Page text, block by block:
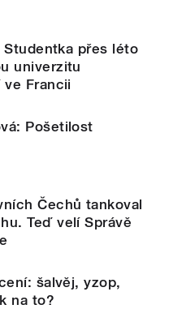
přes léto
univerzitu
Francii
Pošetilost
Čechů tankoval
Teď velí Správě
šalvěj, yzop,
na to?